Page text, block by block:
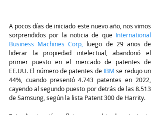
A pocos días de iniciado este nuevo año, nos vimos
sorprendidos por la noticia de que International
Business Machines Corp
luego de 29 años de
liderar la propiedad intelectual, abandonó el
primer puesto en el mercado de patentes de
EE.UU. El número de patentes de IBM se redujo un
44%, cuando presentó 4.743 patentes en 2022,
cayendo al segundo puesto por detrás de las 8.513
de Samsung, según la lista Patent 300 de Harrity.